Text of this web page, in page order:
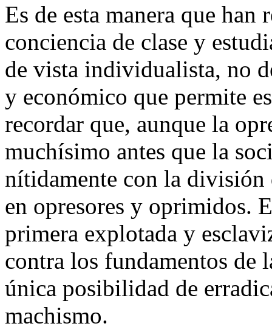
Es de esta manera que
conciencia de clase y
de vista individualista, no
y económico que permite
recordar que, aunque la
muchísimo antes que la
nítidamente con la división
en opresores y oprimidos.
primera explotada y
contra los fundamentos de
única posibilidad de
machismo.